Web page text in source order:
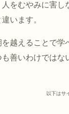
をむやみに害
います。
越えることで
善いわけではな
以下はサ